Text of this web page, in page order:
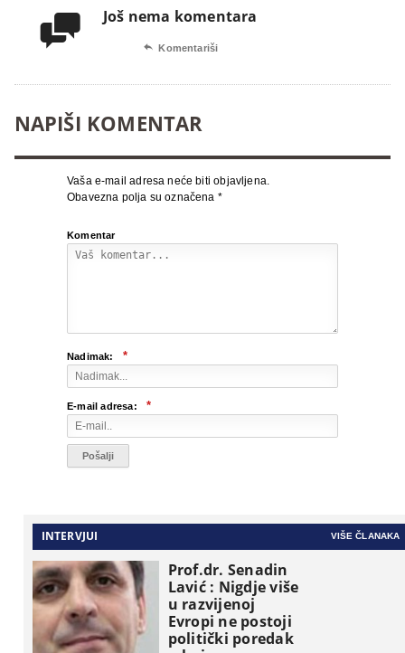
 Još nema komentara
 Komentariši
NAPIŠI KOMENTAR
Vaša e-mail adresa neće biti objavljena.
Obavezna polja su označena *
Komentar
Nadimak: *
E-mail adresa: *
INTERVJUI VIŠE ČLANAKA
Prof.dr. Senadin
Lavić : Nigdje više
u razvijenoj
Evropi ne postoji
politički poredak